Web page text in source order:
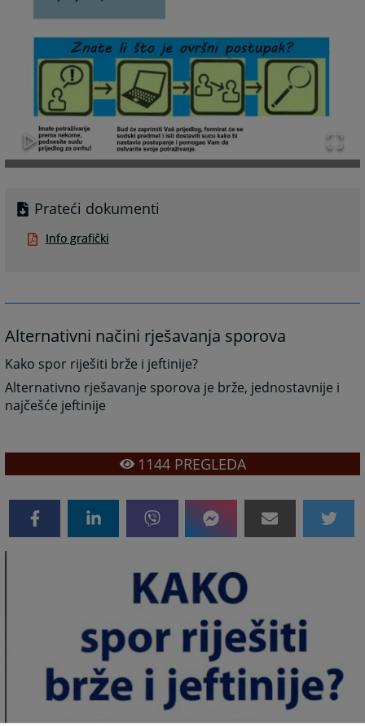
Prateći dokumenti
Info grafički
Alternativni načini rješavanja sporova
Kako spor riješiti brže i jeftinije?
Alternativno rješavanje sporova je brže, jednostavnije i
najčešće jeftinije
1144PREGLEDA